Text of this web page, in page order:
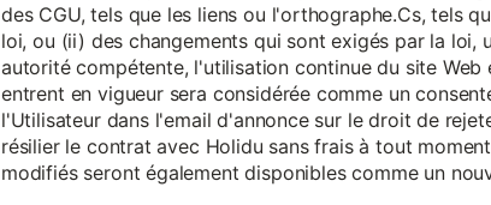
des CGU, tels que les liens ou l'orthographe.Cs, tels
loi, ou (ii) des changements qui sont exigés par la
autorité compétente, l'utilisation continue du site
entrent en vigueur sera considérée comme un
l'Utilisateur dans l'email d'annonce sur le droit de
résilier le contrat avec Holidu sans frais à tout
modifiés seront également disponibles comme un